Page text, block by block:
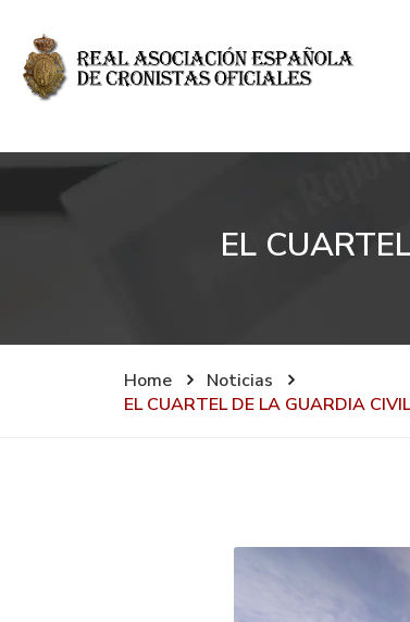
EL
Home
Noticias
EL CUARTEL DE LA GUARDIA